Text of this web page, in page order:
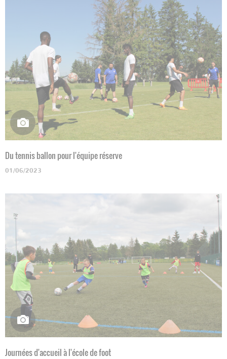
Du tennis ballon pour l'équipe réserve
01/06/2023
Journées d'accueil à l'école de foot